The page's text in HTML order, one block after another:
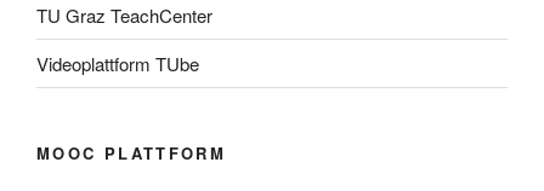
TU Graz TeachCenter
Videoplattform TUbe
MOOC PLATTFORM